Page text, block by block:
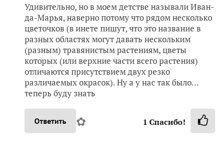
Удивительно, но в моем детстве называли Иван-
да-Марья, наверно потому что рядом несколько
цветочков (в инете пишут, что это название в
разных областях могут давать нескольким
(разным) травянистым растениям, цветы
которых (или верхние части всего растения)
отличаются присутствием двух резко
различаемых окрасок). Ну а у нас так было…
теперь буду знать
Ответить ✿ 1 Спасибо!